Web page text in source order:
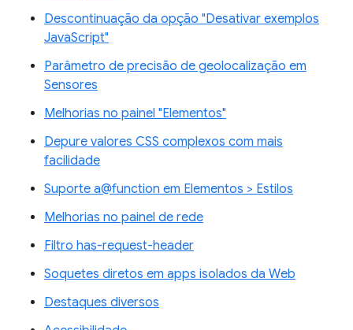
Descontinuação da opção "Desativar exemplos
JavaScript"
Parâmetro de precisão de geolocalização em
Sensores
Melhorias no painel "Elementos"
Depure valores CSS complexos com mais
facilidade
Suporte a@function em Elementos > Estilos
Melhorias no painel de rede
Filtro has-request-header
Soquetes diretos em apps isolados da Web
Destaques diversos